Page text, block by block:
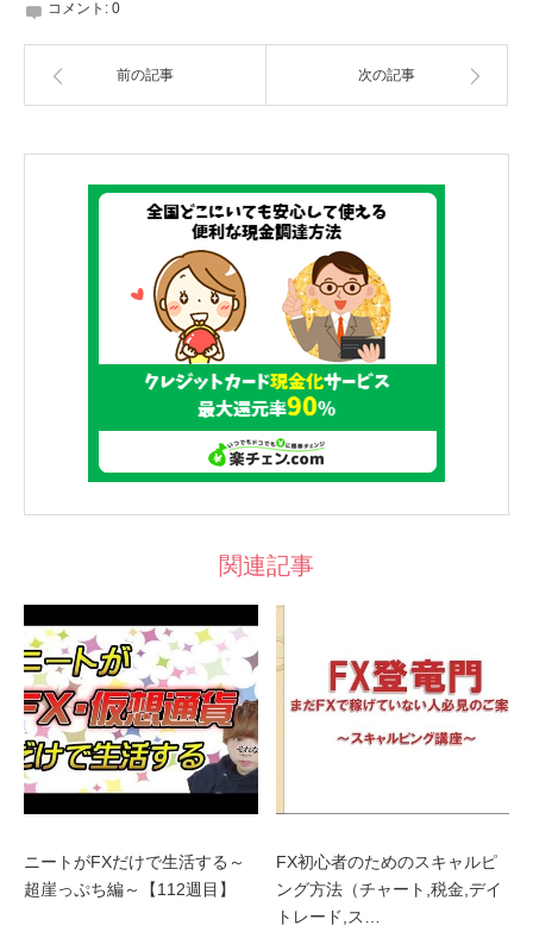
コメント: 0
前の記事 次の記事
関連記事
ニートがFXだけで生活する～
超崖っぷち編～【112週目】
FX初心者のためのスキャルピ
ング方法（チャート,税金,デイ
トレード,ス…